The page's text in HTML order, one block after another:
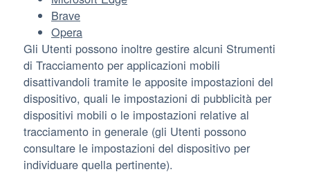
Brave
Opera
Gli Utenti possono inoltre gestire alcuni Strumenti
di Tracciamento per applicazioni mobili
disattivandoli tramite le apposite impostazioni del
dispositivo, quali le impostazioni di pubblicità per
dispositivi mobili o le impostazioni relative al
tracciamento in generale (gli Utenti possono
consultare le impostazioni del dispositivo per
individuare quella pertinente).